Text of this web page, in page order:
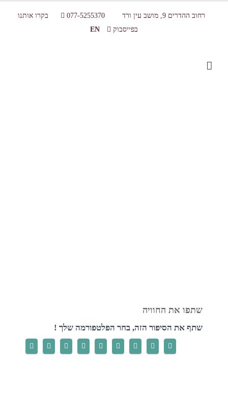
רחוב ההדרים 9, מושב עין ורד 077-5255370
בקרו אותנו
בפייסבוק
EN
שתף את הסיפור הזה, בחר הפלטפורמה שלך !